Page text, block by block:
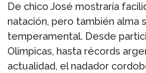
De chico José mostraría
natación, pero también alma
temperamental. Desde
Olímpicas, hasta récords
actualidad, el nadador